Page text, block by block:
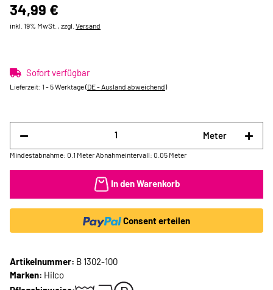
34,99 €
inkl. 19% MwSt. , zzgl. Versand
Sofort verfügbar
Lieferzeit: 1 - 5 Werktage(DE - Ausland abweichend)
Meter
Mindestabnahme: 0.1 Meter Abnahmeintervall: 0.05 Meter
In den Warenkorb
Consent erteilen
Artikelnummer: B 1302-100
Marken: Hilco